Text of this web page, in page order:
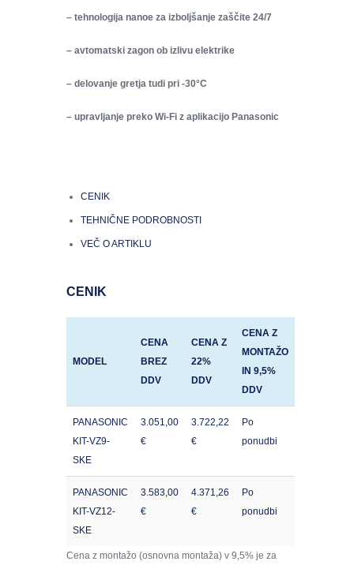
– tehnologija nanoe za izboljšanje zaščite 24/7
– avtomatski zagon ob izlivu elektrike
– delovanje gretja tudi pri -30°C
– upravljanje preko Wi-Fi z aplikacijo Panasonic
CENIK
TEHNIČNE PODROBNOSTI
VEČ O ARTIKLU
CENIK
MODEL
CENA
BREZ
DDV
CENA Z
22%
DDV
CENA Z
MONTAŽO
IN 9,5%
DDV
PANASONIC
KIT-VZ9-
SKE
3.051,00
€
3.722,22
€
Po
ponudbi
PANASONIC
KIT-VZ12-
SKE
3.583,00
€
4.371,26
€
Po
ponudbi
Cena z montažo (osnovna montaža) v 9,5% je za